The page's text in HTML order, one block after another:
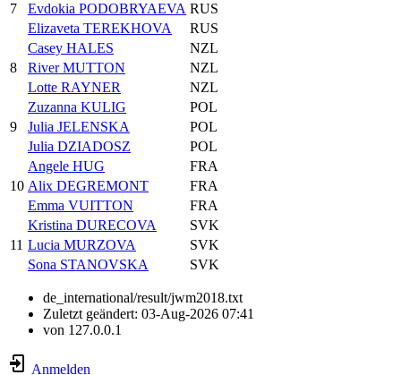
7
Evdokia PODOBRYAEVA RUS
Elizaveta TEREKHOVA
RUS
8
Casey HALES
NZL
River MUTTON
NZL
Lotte RAYNER
NZL
9
Zuzanna KULIG
POL
Julia JELENSKA
POL
Julia DZIADOSZ
POL
10
Angele HUG
FRA
Alix DEGREMONT
FRA
Emma VUITTON
FRA
11
Kristina DURECOVA
SVK
Lucia MURZOVA
SVK
Sona STANOVSKA
SVK
de_international/result/jwm2018.txt
Zuletzt geändert: 03-Aug-2026 07:41
von 127.0.0.1
Anmelden